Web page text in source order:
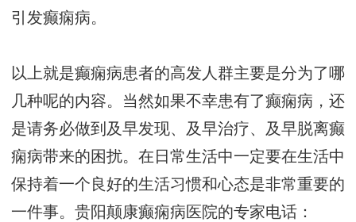
引发癫痫病。
以上就是癫痫病患者的高发人群主要是分为了哪
几种呢的内容。当然如果不幸患有了癫痫病，还
是请务必做到及早发现、及早治疗、及早脱离癫
痫病带来的困扰。在日常生活中一定要在生活中
保持着一个良好的生活习惯和心态是非常重要的
一件事。贵阳颠康癫痫病医院的专家电话：